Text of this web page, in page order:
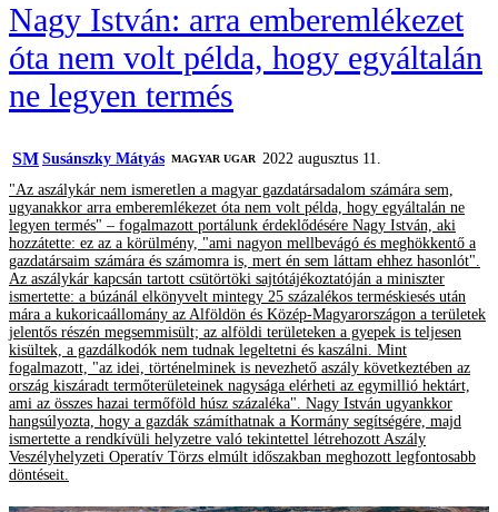
Nagy István: arra emberemlékezet
óta nem volt példa, hogy egyáltalán
ne legyen termés
SM Susánszky Mátyás MAGYAR UGAR 2022 augusztus 11.
"Az aszálykár nem ismeretlen a magyar gazdatársadalom számára sem,
ugyanakkor arra emberemlékezet óta nem volt példa, hogy egyáltalán ne
legyen termés" – fogalmazott portálunk érdeklődésére Nagy István, aki
hozzátette: ez az a körülmény, "ami nagyon mellbevágó és meghökkentő a
gazdatársaim számára és számomra is, mert én sem láttam ehhez hasonlót".
Az aszálykár kapcsán tartott csütörtöki sajtótájékoztatóján a miniszter
ismertette: a búzánál elkönyvelt mintegy 25 százalékos terméskiesés után
mára a kukoricaállomány az Alföldön és Közép-Magyarországon a területek
jelentős részén megsemmisült; az alföldi területeken a gyepek is teljesen
kisültek, a gazdálkodók nem tudnak legeltetni és kaszálni. Mint
fogalmazott, "az idei, történelminek is nevezhető aszály következtében az
ország kiszáradt termőterületeinek nagysága elérheti az egymillió hektárt,
ami az összes hazai termőföld húsz százaléka". Nagy István ugyankkor
hangsúlyozta, hogy a gazdák számíthatnak a Kormány segítségére, majd
ismertette a rendkívüli helyzetre való tekintettel létrehozott Aszály
Veszélyhelyzeti Operatív Törzs elmúlt időszakban meghozott legfontosabb
döntéseit.